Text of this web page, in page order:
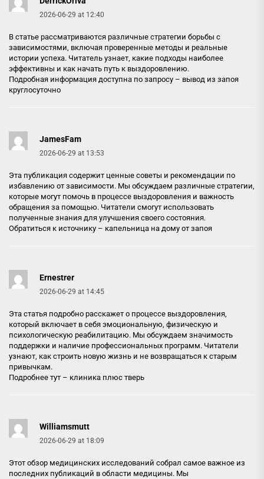
2026-06-29 at 12:40
В статье рассматриваются различные стратегии борьбы с
зависимостями, включая проверенные методы и реальные
истории успеха. Читатель узнает, какие подходы наиболее
эффективны и как начать путь к выздоровлению.
Подробная информация доступна по запросу – вывод из запоя
круглосуточно
JamesFam
2026-06-29 at 13:53
Эта публикация содержит ценные советы и рекомендации по
избавлению от зависимости. Мы обсуждаем различные стратегии,
которые могут помочь в процессе выздоровления и важность
обращения за помощью. Читатели смогут использовать
полученные знания для улучшения своего состояния.
Обратиться к источнику – капельница на дому от запоя
Ernestrer
2026-06-29 at 14:45
Эта статья подробно расскажет о процессе выздоровления,
который включает в себя эмоциональную, физическую и
психологическую реабилитацию. Мы обсуждаем значимость
поддержки и наличие профессиональных программ. Читатели
узнают, как строить новую жизнь и не возвращаться к старым
привычкам.
Подробнее тут – клиника плюс тверь
Williamsmutt
2026-06-29 at 18:09
Этот обзор медицинских исследований собрал самое важное из
последних публикаций в области медицины. Мы